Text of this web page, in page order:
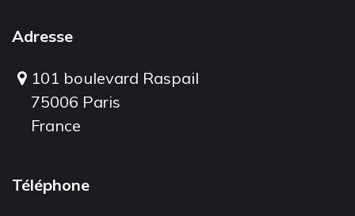
Adresse
101 boulevard Raspail
75006 Paris
France
Téléphone